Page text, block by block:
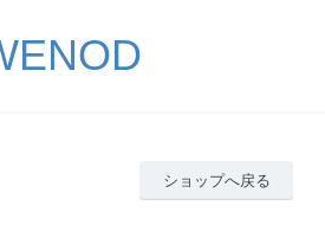
ショップへ戻る